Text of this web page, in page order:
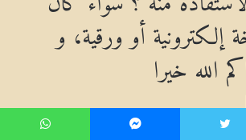
إلكترونية أو ورقية، و
الله خيرا